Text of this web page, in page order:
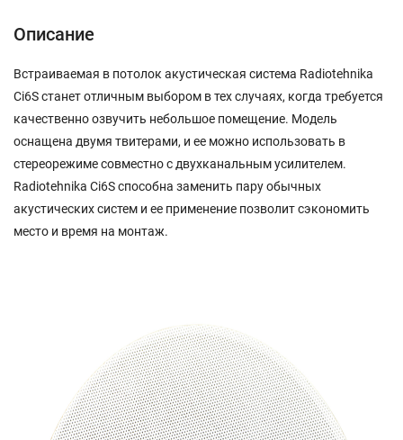
Описание
Встраиваемая в потолок акустическая система Radiotehnika
Ci6S станет отличным выбором в тех случаях, когда требуется
качественно озвучить небольшое помещение. Модель
оснащена двумя твитерами, и ее можно использовать в
стереорежиме совместно с двухканальным усилителем.
Radiotehnika Ci6S способна заменить пару обычных
акустических систем и ее применение позволит сэкономить
место и время на монтаж.